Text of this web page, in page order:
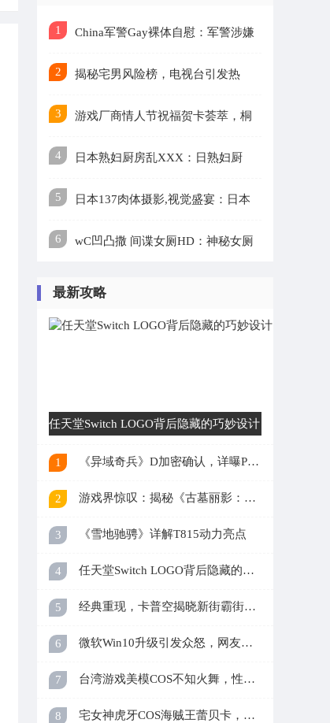
1 China军警Gay裸体自慰：军警涉嫌
违规，形象受损引关注
2 揭秘宅男风险榜，电视台引发热
议：电梯成谜？
3 游戏厂商情人节祝福贺卡荟萃，桐
生一马倾情演绎艺术颂歌
4 日本熟妇厨房乱XXX：日熟妇厨
房：温馨杂乱背后的生活美学
5 日本137肉体摄影,视觉盛宴：日本
摄影师137人体摄影
6 wC凹凸撒 间谍女厕HD：神秘女厕
最新攻略
任天堂Switch LOGO背后隐藏的巧妙设计，玩家细心
1 《异域奇兵》D加密确认，详曝PC硬件需求
2 游戏界惊叹：揭秘《古墓丽影：崛起》建模与设计之美
3 《雪地驰骋》详解T815动力亮点
4 任天堂Switch LOGO背后隐藏的巧妙设计，玩家细心发现
5 经典重现，卡普空揭晓新街霸街机模型
6 微软Win10升级引发众怒，网友联名呼吁彻查
7 台湾游戏美模COS不知火舞，性感演绎引眼球
8 宅女神虎牙COS海贼王蕾贝卡，寒冬挑战大尺度造型！